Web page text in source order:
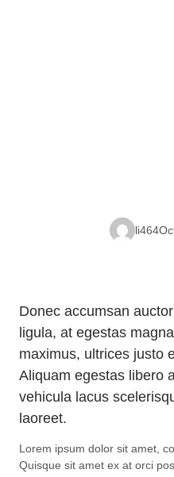
li464
Donec accumsan
ligula, at egestas
maximus, ultrices justo
Aliquam egestas libero
vehicula lacus
laoreet.
Lorem ipsum dolor sit amet,
Quisque sit amet ex at orci